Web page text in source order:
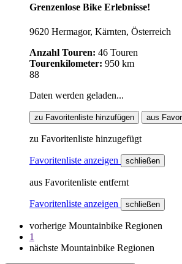
Grenzenlose Bike Erlebnisse!
9620 Hermagor, Kärnten, Österreich
Anzahl Touren: 46 Touren
Tourenkilometer: 950 km
88
Daten werden geladen...
zu Favoritenliste hinzufügen aus
zu Favoritenliste hinzugefügt
Favoritenliste anzeigen schließen
aus Favoritenliste entfernt
Favoritenliste anzeigen schließen
vorherige Mountainbike Regionen
1
nächste Mountainbike Regionen